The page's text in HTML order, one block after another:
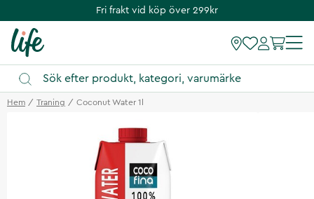
Fri frakt vid köp över 299kr
Hem Traning Coconut Water 1l